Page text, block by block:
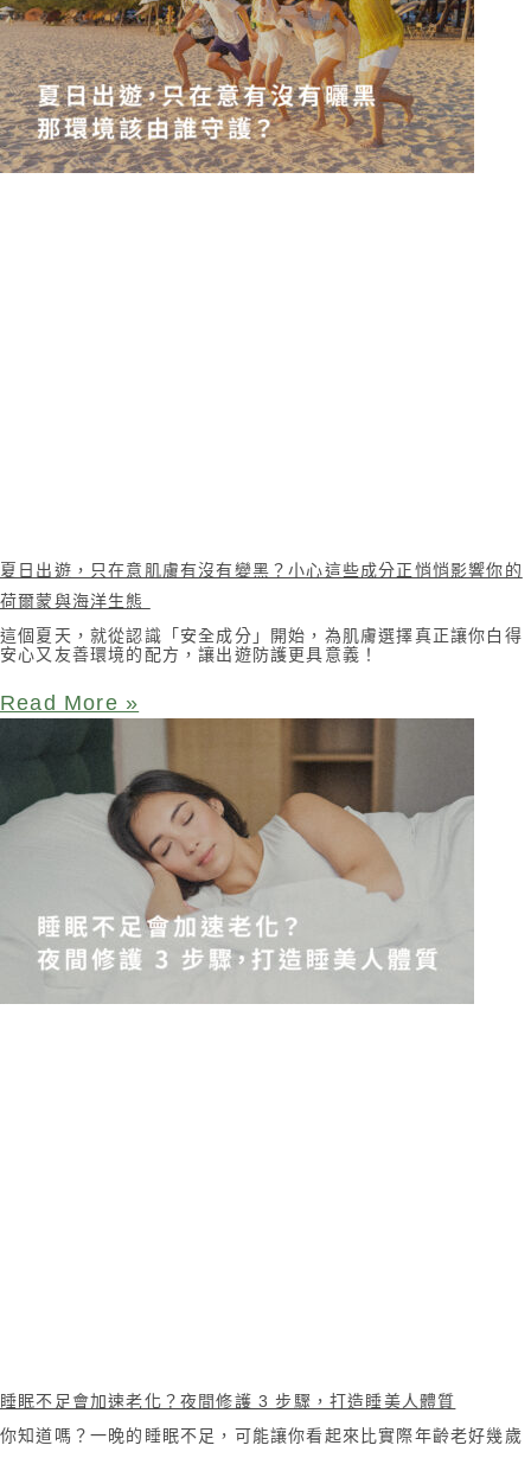
夏日出遊，只在意肌膚有沒有變黑？小心這些成分正悄悄影響你的
荷爾蒙與海洋生態
這個夏天，就從認識「安全成分」開始，為肌膚選擇真正讓你白得
安心又友善環境的配方，讓出遊防護更具意義！
Read More »
睡眠不足會加速老化？夜間修護 3 步驟，打造睡美人體質
你知道嗎？一晚的睡眠不足，可能讓你看起來比實際年齡老好幾歲